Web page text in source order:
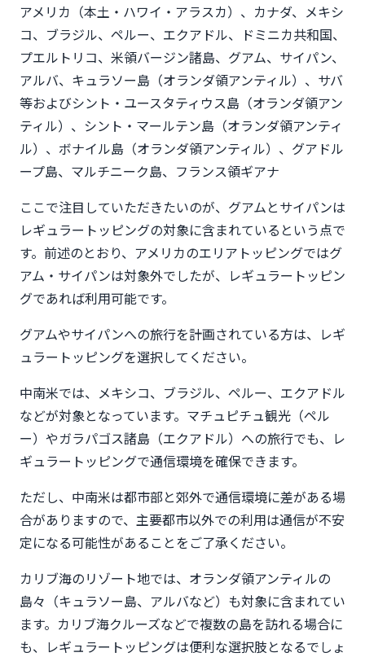
アメリカ（本土・ハワイ・アラスカ）、カナダ、メキシ
コ、ブラジル、ペルー、エクアドル、ドミニカ共和国、
プエルトリコ、米領バージン諸島、グアム、サイパン、
アルバ、キュラソー島（オランダ領アンティル）、サバ
等およびシント・ユースタティウス島（オランダ領アン
ティル）、シント・マールテン島（オランダ領アンティ
ル）、ボナイル島（オランダ領アンティル）、グアドル
ープ島、マルチニーク島、フランス領ギアナ
ここで注目していただきたいのが、グアムとサイパンは
レギュラートッピングの対象に含まれているという点で
す。前述のとおり、アメリカのエリアトッピングではグ
アム・サイパンは対象外でしたが、レギュラートッピン
グであれば利用可能です。
グアムやサイパンへの旅行を計画されている方は、レギ
ュラートッピングを選択してください。
中南米では、メキシコ、ブラジル、ペルー、エクアドル
などが対象となっています。マチュピチュ観光（ペル
ー）やガラパゴス諸島（エクアドル）への旅行でも、レ
ギュラートッピングで通信環境を確保できます。
ただし、中南米は都市部と郊外で通信環境に差がある場
合がありますので、主要都市以外での利用は通信が不安
定になる可能性があることをご了承ください。
カリブ海のリゾート地では、オランダ領アンティルの
島々（キュラソー島、アルバなど）も対象に含まれてい
ます。カリブ海クルーズなどで複数の島を訪れる場合に
も、レギュラートッピングは便利な選択肢となるでしょ